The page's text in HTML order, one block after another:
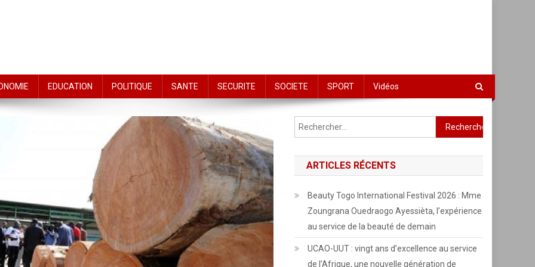
EDUCATION POLITIQUE SANTE SECURITE SOCIETE SPORT Vidéos
Rechercher :
ARTICLES RÉCENTS
Beauty Togo International Festival 2026 : Mme
Zoungrana Ouedraogo Ayessièta, l’expérience
au service de la beauté de demain
UCAO-UUT : vingt ans d’excellence au service
de l’Afrique, une nouvelle génération de